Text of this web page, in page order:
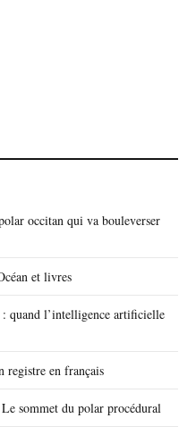
occitan qui va bouleverser
et livres
quand l’intelligence artificielle
registre en français
sommet du polar procédural